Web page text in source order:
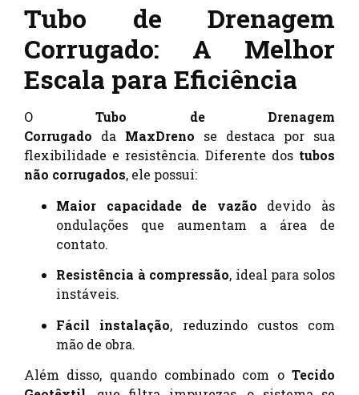
Tubo de Drenagem
Corrugado: A Melhor
Escala para Eficiência
OTubo de Drenagem
Corrugado da MaxDreno se destaca por sua
flexibilidade e resistência. Diferente dos tubos
não corrugados, ele possui:
Maior capacidade de vazão devido às
ondulações que aumentam a área de
contato.
Resistência à compressão, ideal para solos
instáveis.
Fácil instalação, reduzindo custos com
mão de obra.
Além disso, quando combinado com o Tecido